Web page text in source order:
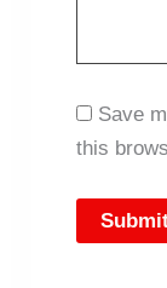
Save
this